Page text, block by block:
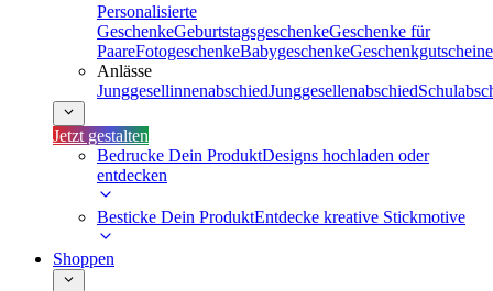
Personalisierte
GeschenkeGeburtstagsgeschenkeGeschenke für
PaareFotogeschenkeBabygeschenkeGeschenkgutscheine
Anlässe
JunggesellinnenabschiedJunggesellenabschied
Jetzt gestalten
Bedrucke Dein ProduktDesigns hochladen oder
entdecken
Besticke Dein ProduktEntdecke kreative Stickmotive
Shoppen